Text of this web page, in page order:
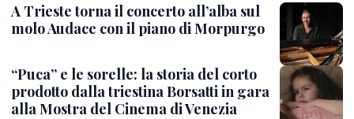
A Trieste torna il concerto all’alba sul
molo Audace con il piano di Morpurgo
“Puca” e le sorelle: la storia del corto
prodotto dalla triestina Borsatti in gara
alla Mostra del Cinema di Venezia